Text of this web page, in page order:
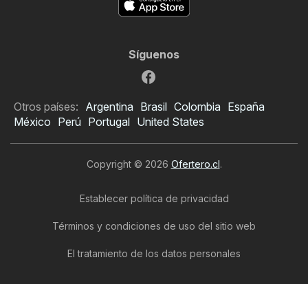
Síguenos
Otros países: Argentina Brasil Colombia España
México Perú Portugal United States
Copyright © 2026 Ofertero.cl.
Establecer política de privacidad
Términos y condiciones de uso del sitio web
El tratamiento de los datos personales